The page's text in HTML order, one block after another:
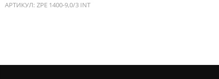
АРТИКУЛ: ZPE 1400-9,0/3 INT